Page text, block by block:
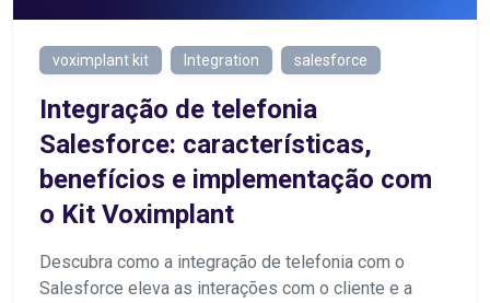
voximplant kit Integration salesforce
Integração de telefonia
Salesforce: características,
benefícios e implementação com
o Kit Voximplant
Descubra como a integração de telefonia com o
Salesforce eleva as interações com o cliente e a